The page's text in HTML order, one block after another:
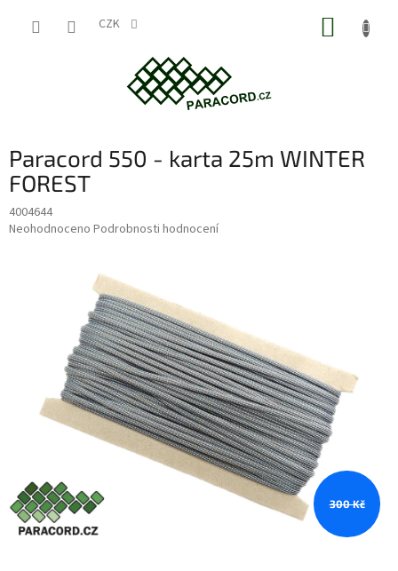
CZK
Paracord 550 - karta 25m WINTER
FOREST
4004644
Průměrné
Neohodnoceno Podrobnosti hodnocení
300 Kč